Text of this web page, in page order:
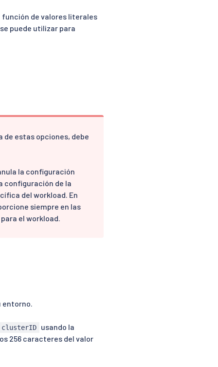
función de valores literales
puede utilizar para
estas opciones, debe
la configuración
configuración de la
del workload. En
siempre en las
el workload.
entorno.
clusterID
usando la
256 caracteres del valor